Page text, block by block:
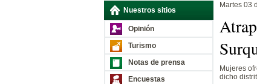
Nuestros sitios
Opinión
Turismo
Notas de prensa
Encuestas
Martes 03
Mujeres
dicho